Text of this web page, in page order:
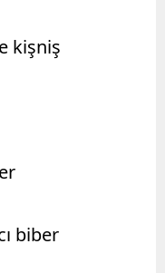
kişniş
biber